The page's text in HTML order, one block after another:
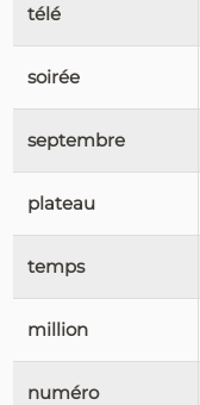
télé
soirée
septembre
plateau
temps
million
numéro